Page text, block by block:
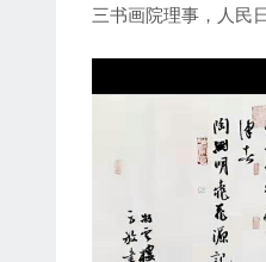
三书画院理事，人民